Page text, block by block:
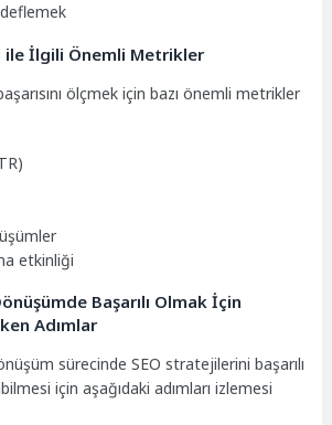
ile İlgili Önemli Metrikler
ölçmek için bazı önemli metrikler
etkinliği
Başarılı Olmak İçin
Adımlar
sürecinde SEO stratejilerini başarılı
için aşağıdaki adımları izlemesi